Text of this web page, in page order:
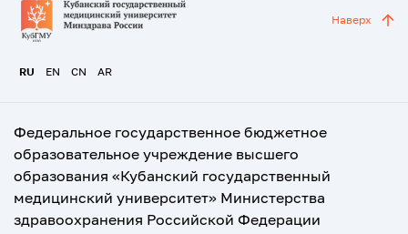
RU EN CN AR
Наверх
Федеральное государственное бюджетное
образовательное учреждение высшего
образования «Кубанский государственный
медицинский университет» Министерства
здравоохранения Российской Федерации